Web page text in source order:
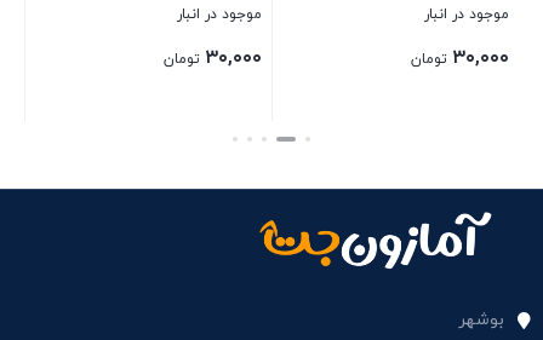
موجود در انبار
۳۰,۰۰۰ تومان
موجود در انبار
۳۰,۰۰۰ تومان
بستن
بوشهر